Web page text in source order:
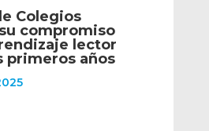
Colegios
compromiso
lector
primeros años